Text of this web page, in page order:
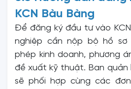
KCN Bàu Bàng
Để đăng ký đầu tư vào
nghiệp cần nộp bộ hồ
phép kinh doanh, phương
đề xuất kỹ thuật. Ban quản
sẽ phối hợp cùng các